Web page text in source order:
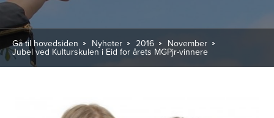
Gå til hovedsiden Nyheter 2016 November
Jubel ved Kulturskulen i Eid for årets MGPjr-vinnere